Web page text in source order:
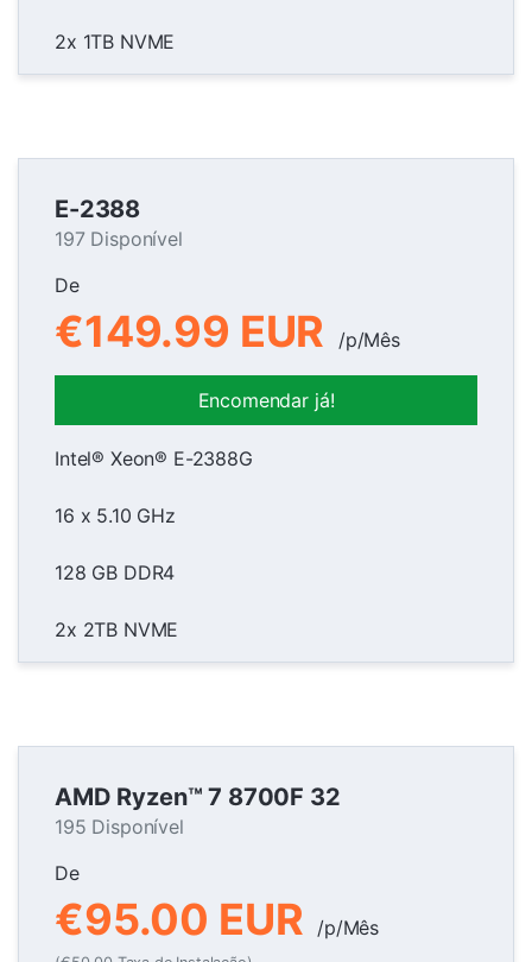
2x 1TB NVME
E-2388
197 Disponível
De
€149.99 EUR /p/Mês
Encomendar já!
Intel® Xeon® E-2388G
16 x 5.10 GHz
128 GB DDR4
2x 2TB NVME
AMD Ryzen™ 7 8700F 32
195 Disponível
De
€95.00 EUR /p/Mês